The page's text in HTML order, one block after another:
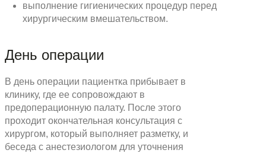
выполнение гигиенических процедур перед
хирургическим вмешательством.
День операции
В день операции пациентка прибывает в
клинику, где ее сопровождают в
предоперационную палату. После этого
проходит окончательная консультация с
хирургом, который выполняет разметку, и
беседа с анестезиологом для уточнения